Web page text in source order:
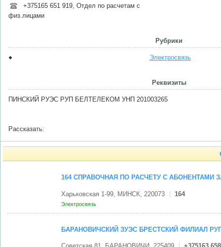
+375165 651 919, Отдел по расчетам с
физ.лицами
Рубрики
Электросвязь
Реквизиты
ПИНСКИЙ РУЭС РУП БЕЛТЕЛЕКОМ УНП 201003265
Рассказать:
164 СПРАВОЧНАЯ ПО РАСЧЕТУ С АБОНЕНТАМИ
Харьковская 1-99, МИНСК, 220073 164
Электросвязь
БАРАНОВИЧСКИЙ ЗУЭС БРЕСТСКИЙ ФИЛИАЛ